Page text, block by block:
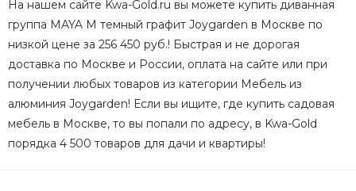
На нашем сайте Kwa-Gold.ru вы можете купить диванная
группа MAYA M темный графит Joygarden в Москве по
низкой цене за 256 450 руб.! Быстрая и не дорогая
доставка по Москве и России, оплата на сайте или при
получении любых товаров из категории Мебель из
алюминия Joygarden! Если вы ищите, где купить садовая
мебель в Москве, то вы попали по адресу, в Kwa-Gold
порядка 4 500 товаров для дачи и квартиры!